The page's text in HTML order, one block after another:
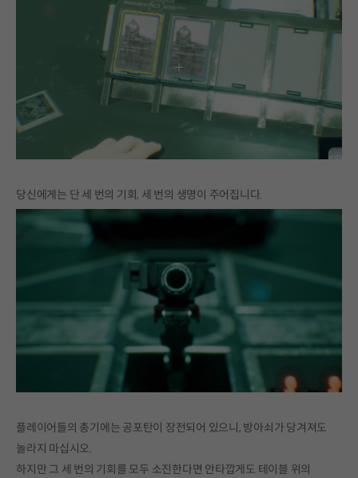
당신에게는 단 세 번의 기회, 세 번의 생명이 주어집니다.
플레이어들의 총기에는 공포탄이 장전되어 있으니, 방아쇠가 당겨져도
놀라지 마십시오.
하지만 그 세 번의 기회를 모두 소진한다면 안타깝게도 테이블 위의